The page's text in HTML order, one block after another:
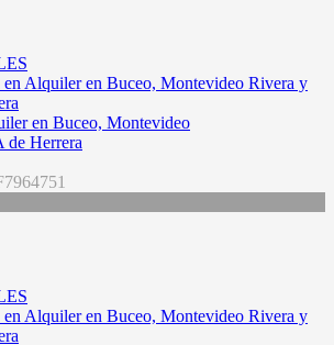
en Buceo, Montevideo
de Herrera